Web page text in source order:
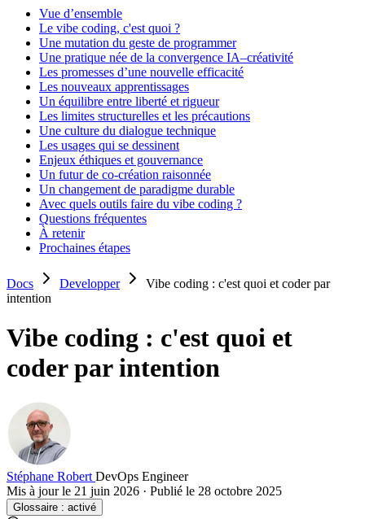
Vue d’ensemble
Le vibe coding, c'est quoi ?
Une mutation du geste de programmer
Une pratique née de la convergence IA–créativité
Les promesses d’une nouvelle efficacité
Les nouveaux apprentissages
Un équilibre entre liberté et rigueur
Les limites structurelles et les précautions
Une culture du dialogue technique
Les usages qui se dessinent
Enjeux éthiques et gouvernance
Un futur de co-création raisonnée
Un changement de paradigme durable
Avec quels outils faire du vibe coding ?
Questions fréquentes
À retenir
Prochaines étapes
Docs Developper
Vibe coding : c'est quoi et coder par
intention
Vibe coding : c'est quoi et
coder par intention
Stéphane Robert DevOps Engineer
Mis à jour le 21 juin 2026 · Publié le 28 octobre 2025
Glossaire : activé